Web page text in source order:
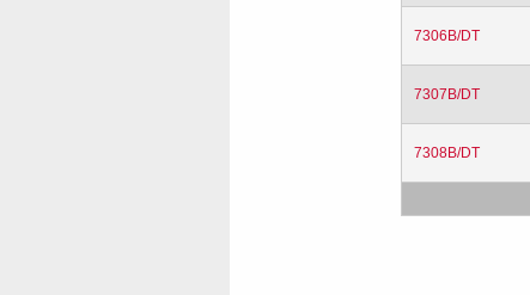
7306B/DT
7307B/DT
7308B/DT